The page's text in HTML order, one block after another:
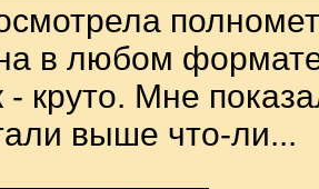
в любом
- круто. Мне
выше что-ли...